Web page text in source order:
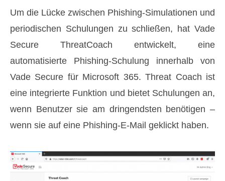
Um die Lücke zwischen Phishing-Simulationen und
periodischen Schulungen zu schließen, hat Vade
Secure ThreatCoach entwickelt, eine
automatisierte Phishing-Schulung innerhalb von
Vade Secure für Microsoft 365. Threat Coach ist
eine integrierte Funktion und bietet Schulungen an,
wenn Benutzer sie am dringendsten benötigen –
wenn sie auf eine Phishing-E-Mail geklickt haben.